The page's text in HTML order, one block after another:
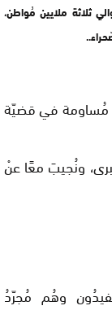
ثلاثة ملايين مُواطن،
مُساومة في قضيّة
ونُجيبَ معًا عنْ
وهُم مُجرّدُ